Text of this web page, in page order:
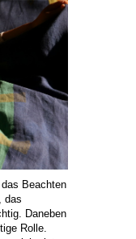
Beachten
das
Daneben
Rolle.